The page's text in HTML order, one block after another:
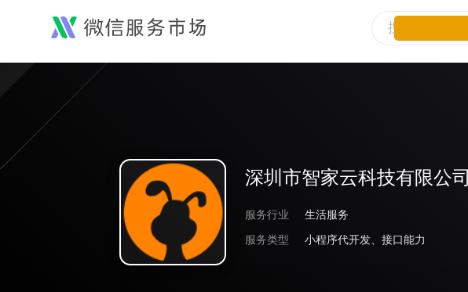
深圳市智家云科技有限公司
服务行业
生活服务
服务类型
小程序代开发、接口能力